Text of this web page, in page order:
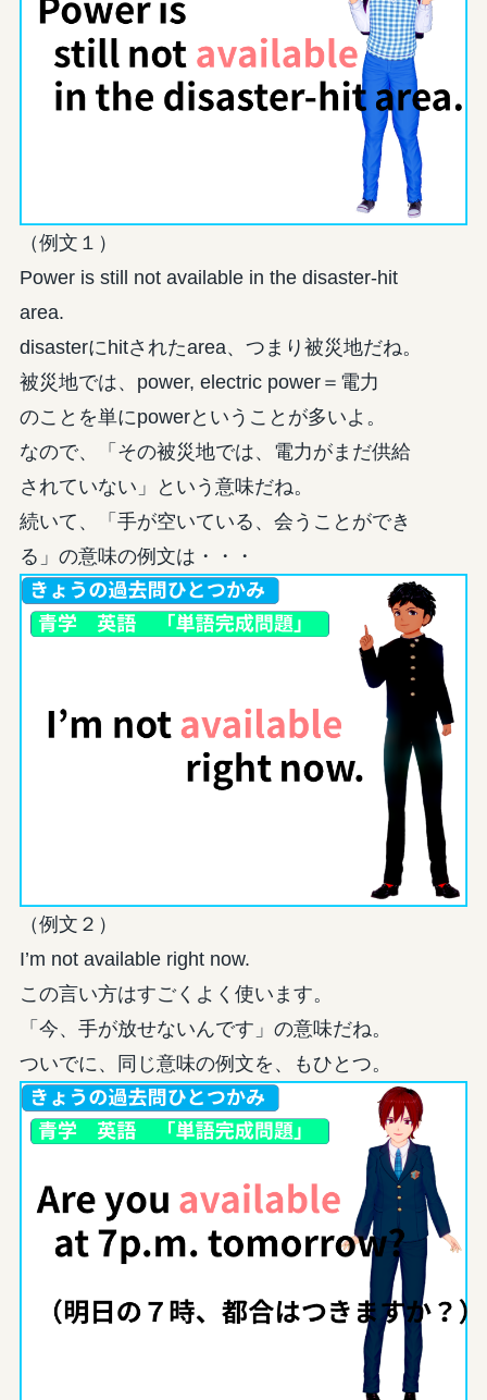
（例文１）
Power is still not available in the disaster-hit
area.
disasterにhitされたarea、つまり被災地だね。
被災地では、power, electric power＝電力
のことを単にpowerということが多いよ。
なので、「その被災地では、電力がまだ供給
されていない」という意味だね。
続いて、「手が空いている、会うことができ
る」の意味の例文は・・・
（例文２）
I’m not available right now.
この言い方はすごくよく使います。
「今、手が放せないんです」の意味だね。
ついでに、同じ意味の例文を、もひとつ。